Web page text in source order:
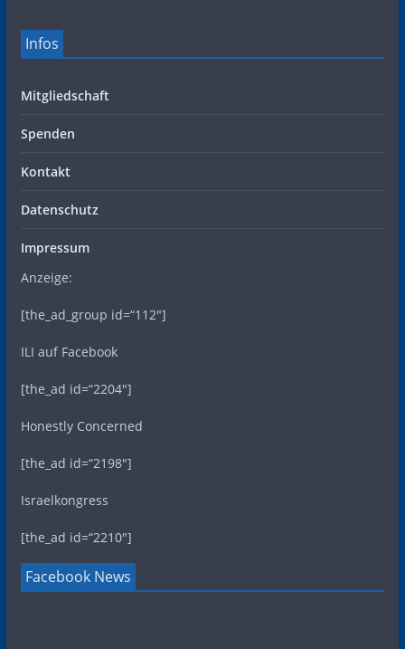
Infos
Mitgliedschaft
Spenden
Kontakt
Datenschutz
Impressum
Anzeige:
[the_ad_group id=“112″]
ILI auf Facebook
[the_ad id=“2204″]
Honestly Concerned
[the_ad id=“2198″]
Israelkongress
[the_ad id=“2210″]
Facebook News